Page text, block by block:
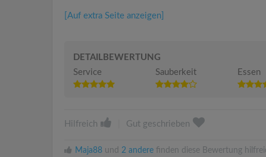
[Auf extra Seite anzeigen]
DETAILBEWERTUNG
Service
Sauberkeit Essen
Hilfreich Gut geschrieben
Maja88 und 2 andere finden diese Bewertung